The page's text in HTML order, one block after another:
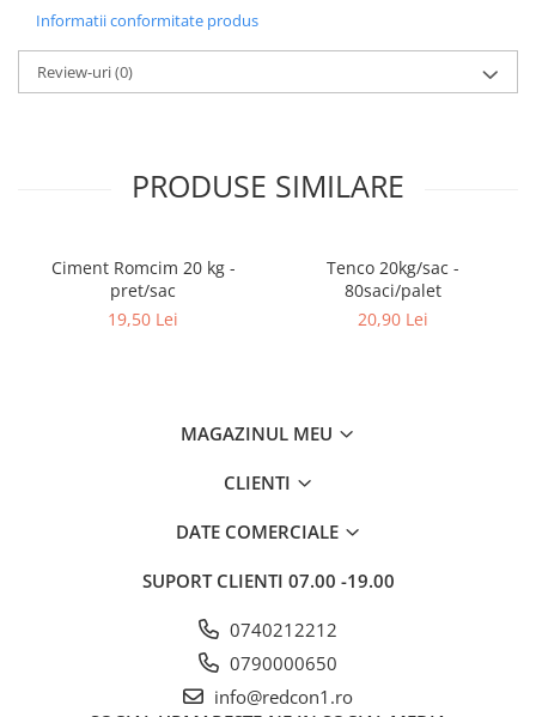
Informatii conformitate produs
Review-uri(0)
PRODUSE SIMILARE
Ciment Romcim 20 kg -
pret/sac
19,50 Lei
Tenco 20kg/sac -
80saci/palet
20,90 Lei
MAGAZINUL MEU
CLIENTI
DATE COMERCIALE
SUPORT CLIENTI 07.00 -19.00
0740212212
0790000650
info@redcon1.ro